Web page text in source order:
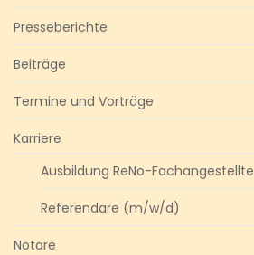
Presseberichte
Beiträge
Termine und Vorträge
Karriere
Ausbildung ReNo-Fachangestellte
Referendare (m/w/d)
Notare